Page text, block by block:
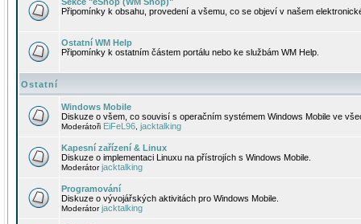
Připomínky k obsahu, provedení a všemu, co se objeví v našem
Ostatní WM Help
Připomínky k ostatním částem portálu nebo ke službám WM Help.
Ostatní
Windows Mobile
Diskuze o všem, co souvisí s operačním systémem Windows Mobile ve
Moderátoři EiFeL96 jacktalking
Kapesní zařízení & Linux
Diskuze o implementaci Linuxu na přístrojích s Windows Mobile.
Moderátorjacktalking
Programování
Diskuze o vývojářských aktivitách pro Windows Mobile.
Moderátorjacktalking